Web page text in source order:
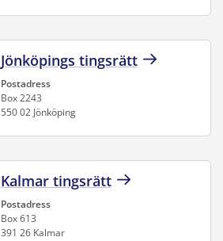
Jönköpings tingsrätt
Postadress
Box 2243
550 02 Jönköping
Kalmar tingsrätt
Postadress
Box 613
391 26 Kalmar